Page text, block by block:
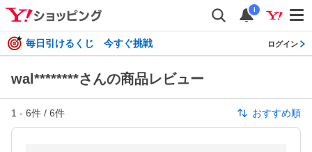
i
毎日引けるくじ 今すぐ挑戦 ログイン
wal********さんの商品レビュー
1 - 6件 / 6件 おすすめ順